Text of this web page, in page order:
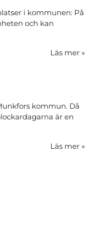
i kommunen: På
och kan
Läs mer »
kommun. Då
är en
Läs mer »